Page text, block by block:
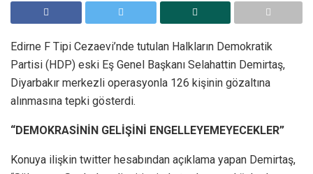
Edirne F Tipi Cezaevi’nde tutulan Halkların Demokratik
Partisi (HDP) eski Eş Genel Başkanı Selahattin Demirtaş,
Diyarbakır merkezli operasyonla 126 kişinin gözaltına
alınmasına tepki gösterdi.
“DEMOKRASİNİN GELİŞİNİ ENGELLEYEMEYECEKLER”
Konuya ilişkin twitter hesabından açıklama yapan Demirtaş,